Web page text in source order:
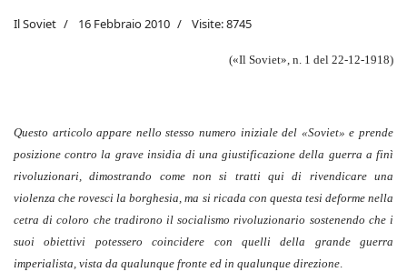
Il Soviet 16 Febbraio 2010 Visite: 8745
(«Il Soviet», n. 1 del 22-12-1918)
Questo articolo appare nello stesso numero iniziale del «Soviet» e prende
posizione contro la grave insidia di una giustificazione della guerra a finì
rivoluzionari, dimostrando come non si tratti qui di rivendicare una
violenza che rovesci la borghesia, ma si ricada con questa tesi deforme nella
cetra di coloro che tradirono il socialismo rivoluzionario sostenendo che i
suoi obiettivi potessero coincidere con quelli della grande guerra
imperialista, vista da qualunque fronte ed in qualunque direzione.